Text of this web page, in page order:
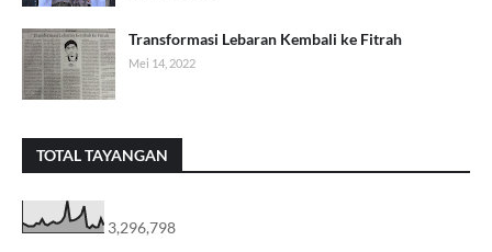
Transformasi Lebaran Kembali ke Fitrah
Mei 14, 2022
TOTAL TAYANGAN
3,296,798